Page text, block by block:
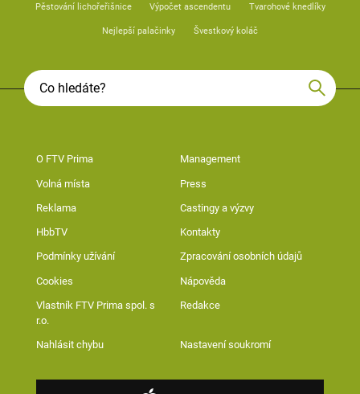
Pěstování lichořeřišnice Výpočet ascendentu Tvarohové knedlíky
Nejlepší palačinky Švestkový koláč
O FTV Prima Management
Volná místa Press
Reklama Castingy a výzvy
HbbTV Kontakty
Podmínky užívání Zpracování osobních údajů
Cookies Nápověda
Vlastník FTV Prima spol. s
r.o.
Redakce
Nahlásit chybu Nastavení soukromí